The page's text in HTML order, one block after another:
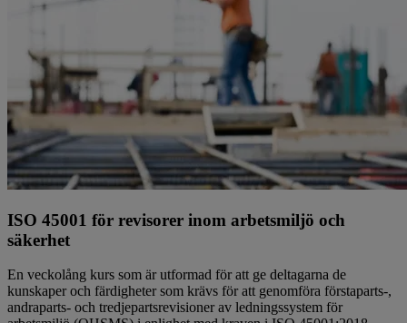
ISO 45001 för revisorer inom arbetsmiljö och
säkerhet
En veckolång kurs som är utformad för att ge deltagarna de
kunskaper och färdigheter som krävs för att genomföra förstaparts‑,
andraparts‑ och tredjepartsrevisioner av ledningssystem för